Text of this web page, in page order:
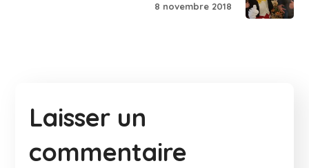
8 novembre 2018
Laisser un
commentaire